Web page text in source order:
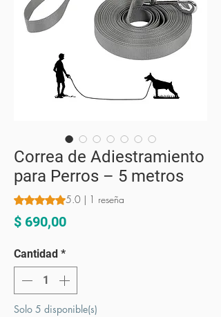
Correa de Adiestramiento
para Perros – 5 metros
Según 1 reseña, la calificación es de 5.0
5.0 | 1 reseña
$ 690,00Precio
Cantidad *
Solo 5 disponible(s)